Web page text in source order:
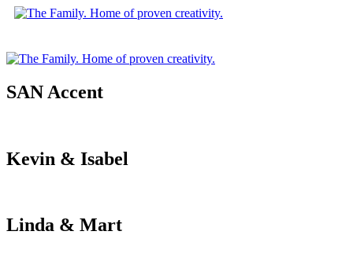
SAN Accent
Kevin & Isabel
Linda & Mart